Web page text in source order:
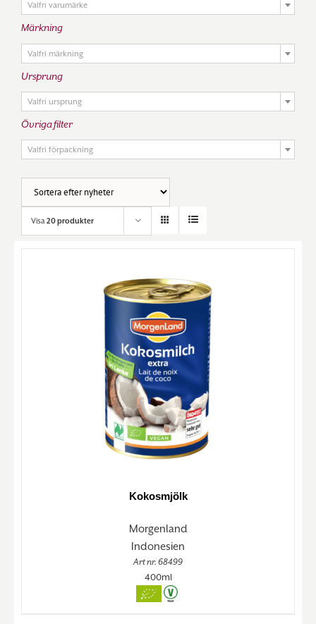
Visa 20 produkter
Kokosmjölk
Morgenland
Indonesien
Art nr. 68499
400ml
Valfri varumärke
Märkning
Valfri märkning
Ursprung
Valfri ursprung
Övriga filter
Valfri förpackning